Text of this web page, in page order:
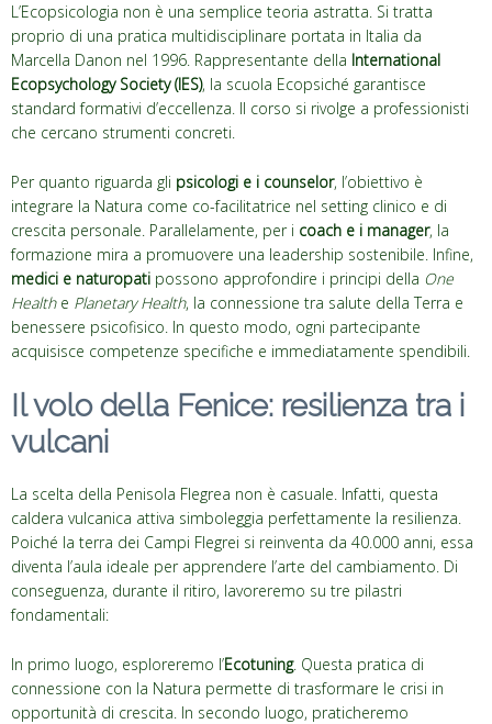
L’Ecopsicologia non è una semplice teoria astratta. Si tratta
proprio di una pratica multidisciplinare portata in Italia da
Marcella Danon nel 1996. Rappresentante della International
Ecopsychology Society (IES), la scuola Ecopsiché garantisce
standard formativi d’eccellenza. Il corso si rivolge a professionisti
che cercano strumenti concreti.
Per quanto riguarda gli psicologi e i counselor, l’obiettivo è
integrare la Natura come co-facilitatrice nel setting clinico e di
crescita personale. Parallelamente, per i coach e i manager, la
formazione mira a promuovere una leadership sostenibile. Infine,
medici e naturopati possono approfondire i principi della One
Health e Planetary Health, la connessione tra salute della Terra e
benessere psicofisico. In questo modo, ogni partecipante
acquisisce competenze specifiche e immediatamente spendibili.
Il volo della Fenice: resilienza tra i
vulcani
La scelta della Penisola Flegrea non è casuale. Infatti, questa
caldera vulcanica attiva simboleggia perfettamente la resilienza.
Poiché la terra dei Campi Flegrei si reinventa da 40.000 anni, essa
diventa l’aula ideale per apprendere l’arte del cambiamento. Di
conseguenza, durante il ritiro, lavoreremo su tre pilastri
fondamentali:
In primo luogo, esploreremo l’Ecotuning. Questa pratica di
connessione con la Natura permette di trasformare le crisi in
opportunità di crescita. In secondo luogo, praticheremo